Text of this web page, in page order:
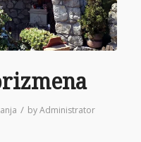
/ byAdministrator